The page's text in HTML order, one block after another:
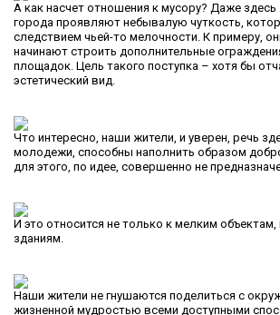
А как насчет отношения к мусору? Даже
города проявляют небывалую чуткость,
следствием чьей-то мелочности. К примеру,
начинают строить дополнительные
площадок. Цель такого поступка – хотя бы
эстетический вид.
Что интересно, наши жители, и уверен, речь
молодежи, способны наполнить образом
для этого, по идее, совершенно не
И это относится не только к мелким
зданиям.
Наши жители не гнушаются поделиться с
жизненной мудростью всеми доступными